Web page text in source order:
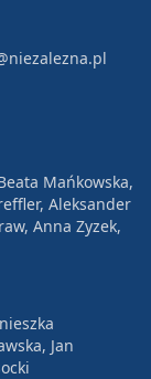
Mańkowska,
Aleksander
Anna Zyzek,
Jan